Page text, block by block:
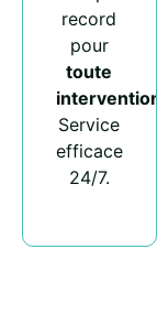
record
pour
toute
intervention
Service
efficace
24/7.